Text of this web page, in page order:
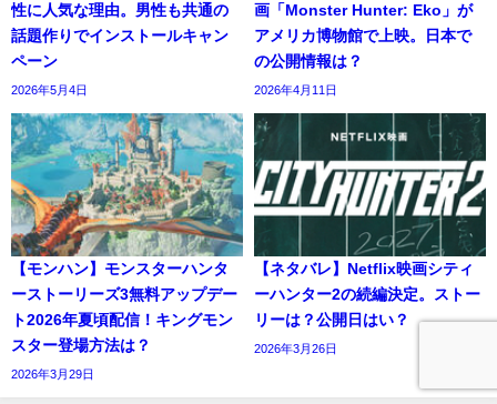
性に人気な理由。男性も共通の
話題作りでインストールキャン
ペーン
2026年5月4日
画「Monster Hunter: Eko」が
アメリカ博物館で上映。日本で
の公開情報は？
2026年4月11日
【モンハン】モンスターハンタ
ーストーリーズ3無料アップデー
ト2026年夏頃配信！キングモン
スター登場方法は？
2026年3月29日
【ネタバレ】Netflix映画シティ
ーハンター2の続編決定。ストー
リーは？公開日はい？
2026年3月26日